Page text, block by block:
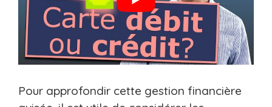
Pour approfondir cette gestion financière